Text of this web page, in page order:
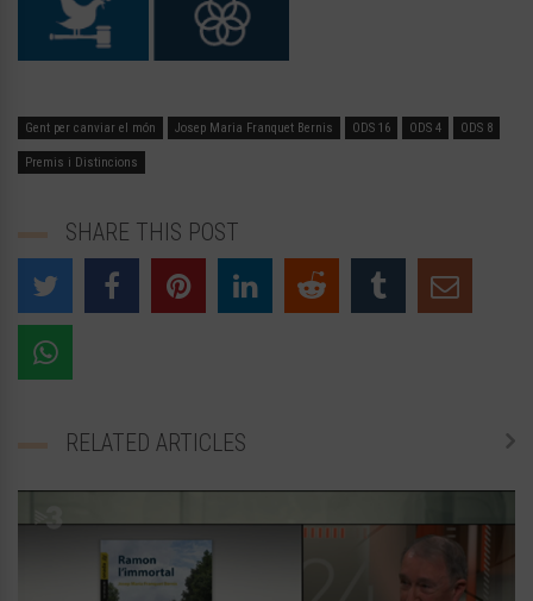
Gent per canviar el món Josep Maria Franquet Bernis ODS 16 ODS 4 ODS 8
Premis i Distincions
SHARE THIS POST
RELATED ARTICLES